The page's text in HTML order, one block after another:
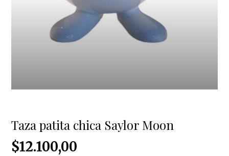
Taza patita chica Saylor Moon
$12.100,00